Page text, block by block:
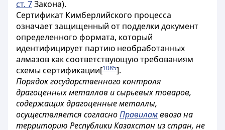
ст. 7Закона).
Сертификат Кимберлийского процесса
означает защищенный от подделки документ
определенного формата, который
идентифицирует партию необработанных
алмазов как соответствующую требованиям
схемы сертификации[1085].
Порядок государственного контроля
драгоценных металлов и сырьевых товаров,
содержащих драгоценные металлы,
осуществляется согласноПравиламввоза на
территорию Республики Казахстан из стран, не